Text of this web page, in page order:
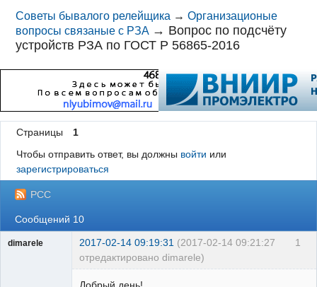
Советы бывалого релейщика →Организационые
вопросы связаные с РЗА → Вопрос по подсчёту
устройств РЗА по ГОСТ Р 56865-2016
Страницы
1
Чтобы отправить ответ, вы должны войти или
зарегистрироваться
РСС
Сообщений 10
1
dimarele 2017-02-14 09:19:31 (2017-02-14 09:21:27
отредактировано dimarele)